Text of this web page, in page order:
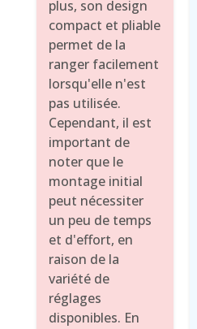
plus, son design
compact et pliable
permet de la
ranger facilement
lorsqu'elle n'est
pas utilisée.
Cependant, il est
important de
noter que le
montage initial
peut nécessiter
un peu de temps
et d'effort, en
raison de la
variété de
réglages
disponibles. En